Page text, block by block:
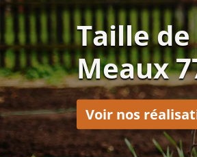
Taille
Meaux
Voir nos